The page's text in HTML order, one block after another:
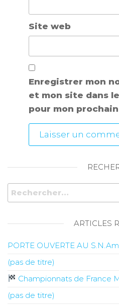
Site web
Enregistrer mon
et mon site dans
pour mon
ARTICLES
PORTE OUVERTE AU
(pas de titre)
Championnats de France
(pas de titre)